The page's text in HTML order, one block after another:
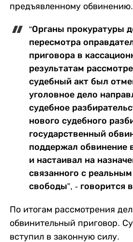
предъявленному обвинению.
“Органы прокуратуры
пересмотра
приговора в
результатам
судебный акт был
уголовное дело
судебное
нового судебного
государственный
поддержал обвинение
и настаивал на
связанного с
свободы”, - говорится
По итогам рассмотрения
обвинительный приговор.
вступил в законную силу.